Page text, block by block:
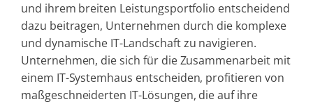
und ihrem breiten Leistungsportfolio entscheidend
dazu beitragen, Unternehmen durch die komplexe
und dynamische IT-Landschaft zu navigieren.
Unternehmen, die sich für die Zusammenarbeit mit
einem IT-Systemhaus entscheiden, profitieren von
maßgeschneiderten IT-Lösungen, die auf ihre